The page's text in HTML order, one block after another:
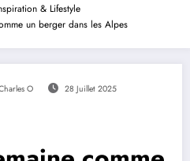
& Lifestyle
un berger dans les Alpes
O 28 Juillet 2025